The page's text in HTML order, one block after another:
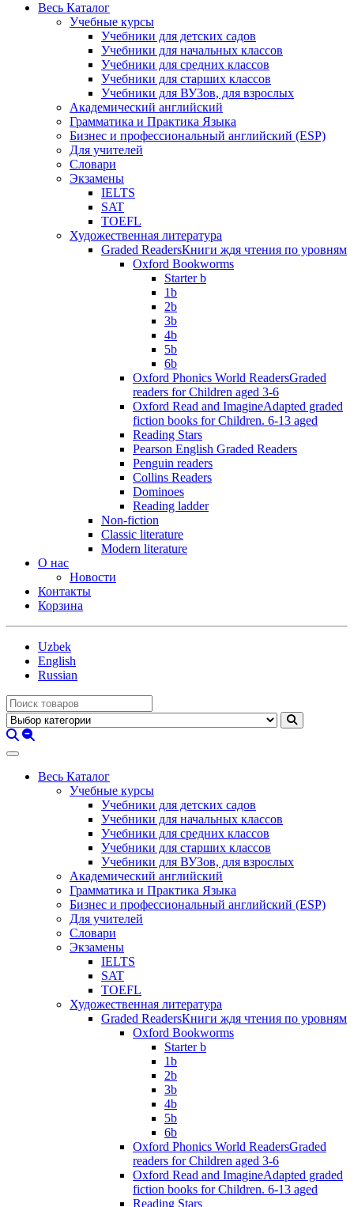
Весь Каталог
Учебные курсы
Учебники для детских садов
Учебники для начальных классов
Учебники для средних классов
Учебники для старших классов
Учебники для ВУЗов, для взрослых
Академический английский
Грамматика и Практика Языка
Бизнес и профессиональный английский (ESP)
Для учителей
Словари
Экзамены
IELTS
SAT
TOEFL
Художественная литература
Graded ReadersКниги ждя чтения по уровням
Oxford Bookworms
Starter b
1b
2b
3b
4b
5b
6b
Oxford Phonics World ReadersGraded
readers for Children aged 3-6
Oxford Read and ImagineAdapted graded
fiction books for Children. 6-13 aged
Reading Stars
Pearson English Graded Readers
Penguin readers
Collins Readers
Dominoes
Reading ladder
Non-fiction
Classic literature
Modern literature
О нас
Новости
Контакты
Корзина
Uzbek
English
Russian
Весь Каталог
Учебные курсы
Учебники для детских садов
Учебники для начальных классов
Учебники для средних классов
Учебники для старших классов
Учебники для ВУЗов, для взрослых
Академический английский
Грамматика и Практика Языка
Бизнес и профессиональный английский (ESP)
Для учителей
Словари
Экзамены
IELTS
SAT
TOEFL
Художественная литература
Graded ReadersКниги ждя чтения по уровням
Oxford Bookworms
Starter b
1b
2b
3b
4b
5b
6b
Oxford Phonics World ReadersGraded
readers for Children aged 3-6
Oxford Read and ImagineAdapted graded
fiction books for Children. 6-13 aged
Reading Stars